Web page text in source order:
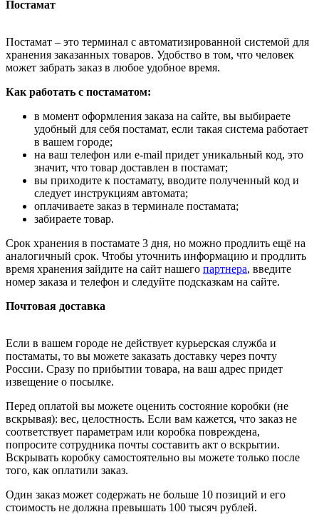
Постамат
Постамат – это терминал с автоматизированной системой для
хранения заказанных товаров. Удобство в том, что человек
может забрать заказ в любое удобное время.
Как работать с постаматом:
в момент оформления заказа на сайте, вы выбираете
удобный для себя постамат, если такая система работает
в вашем городе;
на ваш телефон или e-mail придет уникальный код, это
значит, что товар доставлен в постамат;
вы приходите к постамату, вводите полученный код и
следует инструкциям автомата;
оплачиваете заказ в терминале постамата;
забираете товар.
Срок хранения в постамате 3 дня, но можно продлить ещё на
аналогичный срок. Чтобы уточнить информацию и продлить
время хранения зайдите на сайт нашего партнера, введите
номер заказа и телефон и следуйте подсказкам на сайте.
Почтовая доставка
Если в вашем городе не действует курьерская служба и
постаматы, то вы можете заказать доставку через почту
России. Сразу по прибытии товара, на ваш адрес придет
извещение о посылке.
Перед оплатой вы можете оценить состояние коробки (не
вскрывая): вес, целостность. Если вам кажется, что заказ не
соответствует параметрам или коробка повреждена,
попросите сотрудника почты составить акт о вскрытии.
Вскрывать коробку самостоятельно вы можете только после
того, как оплатили заказ.
Один заказ может содержать не больше 10 позиций и его
стоимость не должна превышать 100 тысяч рублей.